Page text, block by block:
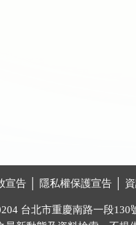
宣告 隱私權保護宣告
台北市重慶南路一段